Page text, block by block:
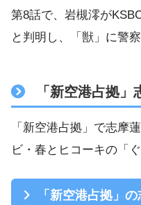
第8話で、岩槻澪が
と判明し、「獣」に警
「新空港占拠
「新空港占拠」で志摩
ビ・春とヒコーキの「
「新空港占拠」